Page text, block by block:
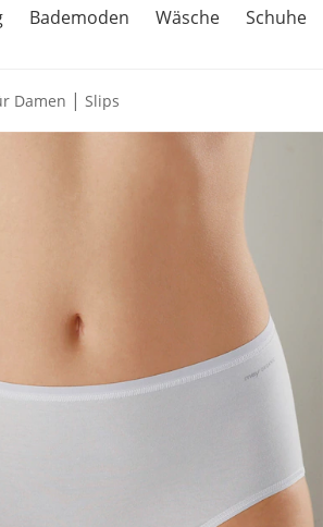
Bademoden Wäsche Schuhe
Damen | Slips